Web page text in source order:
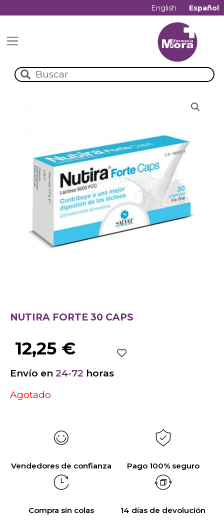
English Español
NUTIRA FORTE 30 CAPS
12,25 €
Envío en 24-72 horas
Agotado
Vendedores de confianza Pago 100% seguro
Compra sin colas 14 días de devolución